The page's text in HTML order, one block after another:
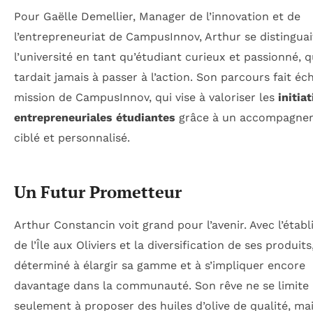
Pour Gaëlle Demellier, Manager de l’innovation et de
l’entrepreneuriat de CampusInnov, Arthur se
l’université en tant qu’étudiant curieux et passionné,
tardait jamais à passer à l’action. Son parcours fait
mission de CampusInnov, qui vise à valoriser les
entrepreneuriales étudiantes grâce à un
ciblé et personnalisé.
Un Futur Prometteur
Arthur Constancin voit grand pour l’avenir. Avec
de l’Île aux Oliviers et la diversification de ses
déterminé à élargir sa gamme et à s’impliquer encore
davantage dans la communauté. Son rêve ne se limite
seulement à proposer des huiles d’olive de qualité,